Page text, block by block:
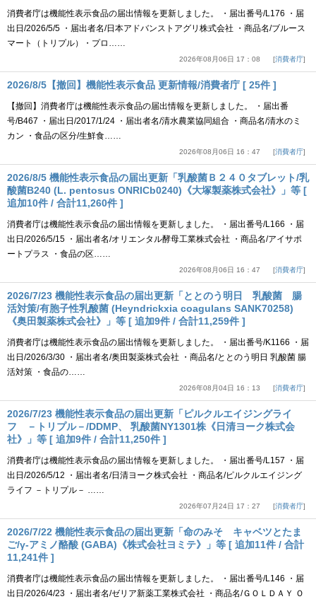
消費者庁は機能性表示食品の届出情報を更新しました。 ・届出番号/L176 ・届
出日/2026/5/5 ・届出者名/日本アドバンストアグリ株式会社 ・商品名/ブルース
マート（トリプル）・プロ……
2026年08月06日 17：08 消費者庁
2026/8/5【撤回】機能性表示食品 更新情報/消費者庁 [ 25件 ]
【撤回】消費者庁は機能性表示食品の届出情報を更新しました。 ・届出番
号/B467 ・届出日/2017/1/24 ・届出者名/清水農業協同組合 ・商品名/清水のミ
カン ・食品の区分/生鮮食……
2026年08月06日 16：47 消費者庁
2026/8/5 機能性表示食品の届出更新「乳酸菌Ｂ２４０タブレット/乳
酸菌B240 (L. pentosus ONRICb0240)《大塚製薬株式会社》」等 [
追加10件 / 合計11,260件 ]
消費者庁は機能性表示食品の届出情報を更新しました。 ・届出番号/L166 ・届
出日/2026/5/15 ・届出者名/オリエンタル酵母工業株式会社 ・商品名/アイサポ
ートプラス ・食品の区……
2026年08月06日 16：47 消費者庁
2026/7/23 機能性表示食品の届出更新「ととのう明日 乳酸菌 腸
活対策/有胞子性乳酸菌 (Heyndrickxia coagulans SANK70258)
《奥田製薬株式会社》」等 [ 追加9件 / 合計11,259件 ]
消費者庁は機能性表示食品の届出情報を更新しました。 ・届出番号/K1166 ・届
出日/2026/3/30 ・届出者名/奥田製薬株式会社 ・商品名/ととのう明日 乳酸菌 腸
活対策 ・食品の……
2026年08月04日 16：13 消費者庁
2026/7/23 機能性表示食品の届出更新「ピルクルエイジングライ
フ －トリプル－/DDMP、 乳酸菌NY1301株《日清ヨーク株式会
社》」等 [ 追加9件 / 合計11,250件 ]
消費者庁は機能性表示食品の届出情報を更新しました。 ・届出番号/L157 ・届
出日/2026/5/12 ・届出者名/日清ヨーク株式会社 ・商品名/ピルクルエイジング
ライフ －トリプル－ ……
2026年07月24日 17：27 消費者庁
2026/7/22 機能性表示食品の届出更新「命のみそ キャベツとたま
ご/γ-アミノ酪酸 (GABA)《株式会社ヨミテ》」等 [ 追加11件 / 合計
11,241件 ]
消費者庁は機能性表示食品の届出情報を更新しました。 ・届出番号/L146 ・届
出日/2026/4/23 ・届出者名/ゼリア新薬工業株式会社 ・商品名/ＧＯＬＤＡＹ Ｏ